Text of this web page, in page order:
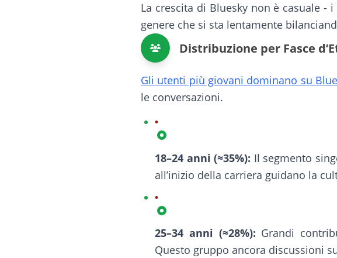
La crescita di Bluesky non è casuale
genere che si sta lentamente
Distribuzione per Fasce
Gli utenti più giovani dominano su
le conversazioni.
18–24 anni (≈35%): Il segmento
all’inizio della carriera guidano la
25–34 anni (≈28%): Grandi
Questo gruppo ancora discussioni